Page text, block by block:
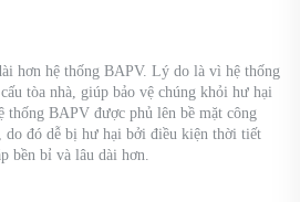
hơn hệ thống BAPV. Lý do là vì hệ thống
tòa nhà, giúp bảo vệ chúng khỏi hư hại
BAPV được phủ lên bề mặt công
đó dễ bị hư hại bởi điều kiện thời tiết
bền bỉ và lâu dài hơn.